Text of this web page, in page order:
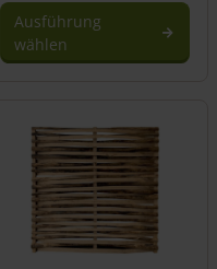
Ausführung
wählen
mehrere
Varianten
Optionen
können